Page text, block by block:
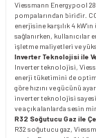
Viessmann Energypool 28
pompalarından biridir.
enerjisine karşılık 4
sağlanırken,
işletme maliyetleri ve
Inverter Teknolojisi ile
Inverter teknolojisi,
enerji tüketimini de
göre hızını ve gücünü
inverter teknolojisi
ve açık alanlarda sesin
R32 Soğutucu Gaz ile
R32 soğutucu gaz,